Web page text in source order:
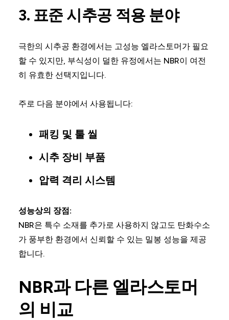
3. 표준 시추공 적용 분야
극한의 시추공 환경에서는 고성능 엘라스토머가 필요
할 수 있지만, 부식성이 덜한 유정에서는 NBR이 여전
히 유효한 선택지입니다.
주로 다음 분야에서 사용됩니다:
패킹 및 툴 씰
시추 장비 부품
압력 격리 시스템
성능상의 장점:
NBR은 특수 소재를 추가로 사용하지 않고도 탄화수소
가 풍부한 환경에서 신뢰할 수 있는 밀봉 성능을 제공
합니다.
NBR과 다른 엘라스토머
의 비교